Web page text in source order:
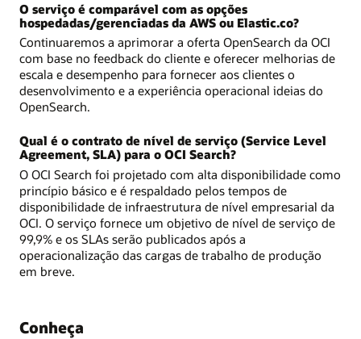
O serviço é comparável com as opções
hospedadas/gerenciadas da AWS ou Elastic.co?
Continuaremos a aprimorar a oferta OpenSearch da OCI
com base no feedback do cliente e oferecer melhorias de
escala e desempenho para fornecer aos clientes o
desenvolvimento e a experiência operacional ideias do
OpenSearch.
Qual é o contrato de nível de serviço (Service Level
Agreement, SLA) para o OCI Search?
O OCI Search foi projetado com alta disponibilidade como
princípio básico e é respaldado pelos tempos de
disponibilidade de infraestrutura de nível empresarial da
OCI. O serviço fornece um objetivo de nível de serviço de
99,9% e os SLAs serão publicados após a
operacionalização das cargas de trabalho de produção
em breve.
Conheça